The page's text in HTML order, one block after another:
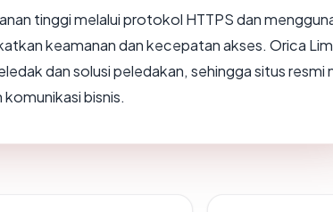
tinggi melalui protokol HTTPS dan
keamanan dan kecepatan akses. Orica
dan solusi peledakan, sehingga situs resmi
bisnis.